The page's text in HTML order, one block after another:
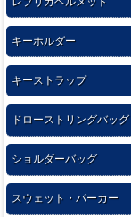
キーホルダー
キーストラップ
ドローストリングバッグ
ショルダーバッグ
スウェット・パーカー